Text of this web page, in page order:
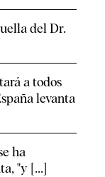
del Dr.
a todos
levanta
ha
"y [...]